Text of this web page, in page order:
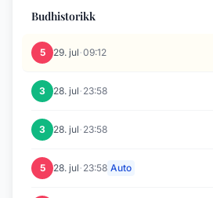
Budhistorikk
5 29. jul·09:12
3 28. jul· 23:58
3 28. jul· 23:58
5 28. jul· 23:58 Auto